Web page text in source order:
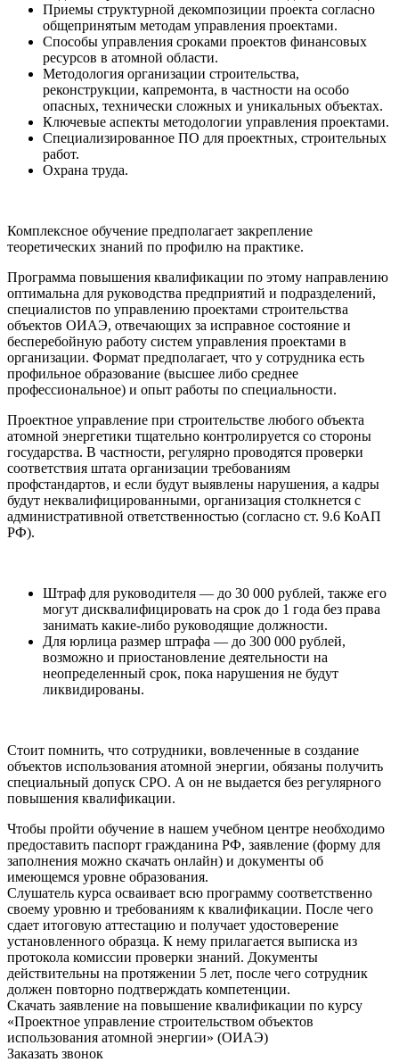
Приемы структурной декомпозиции проекта согласно
общепринятым методам управления проектами.
Способы управления сроками проектов финансовых
ресурсов в атомной области.
Методология организации строительства,
реконструкции, капремонта, в частности на особо
опасных, технически сложных и уникальных объектах.
Ключевые аспекты методологии управления проектами.
Специализированное ПО для проектных, строительных
работ.
Охрана труда.
Комплексное обучение предполагает закрепление
теоретических знаний по профилю на практике.
Программа повышения квалификации по этому направлению
оптимальна для руководства предприятий и подразделений,
специалистов по управлению проектами строительства
объектов ОИАЭ, отвечающих за исправное состояние и
бесперебойную работу систем управления проектами в
организации. Формат предполагает, что у сотрудника есть
профильное образование (высшее либо среднее
профессиональное) и опыт работы по специальности.
Проектное управление при строительстве любого объекта
атомной энергетики тщательно контролируется со стороны
государства. В частности, регулярно проводятся проверки
соответствия штата организации требованиям
профстандартов, и если будут выявлены нарушения, а кадры
будут неквалифицированными, организация столкнется с
административной ответственностью (согласно ст. 9.6 КоАП
РФ).
Штраф для руководителя — до 30 000 рублей, также его
могут дисквалифицировать на срок до 1 года без права
занимать какие-либо руководящие должности.
Для юрлица размер штрафа — до 300 000 рублей,
возможно и приостановление деятельности на
неопределенный срок, пока нарушения не будут
ликвидированы.
Стоит помнить, что сотрудники, вовлеченные в создание
объектов использования атомной энергии, обязаны получить
специальный допуск СРО. А он не выдается без регулярного
повышения квалификации.
Чтобы пройти обучение в нашем учебном центре необходимо
предоставить паспорт гражданина РФ, заявление (форму для
заполнения можно скачать онлайн) и документы об
имеющемся уровне образования.
Слушатель курса осваивает всю программу соответственно
своему уровню и требованиям к квалификации. После чего
сдает итоговую аттестацию и получает удостоверение
установленного образца. К нему прилагается выписка из
протокола комиссии проверки знаний. Документы
действительны на протяжении 5 лет, после чего сотрудник
должен повторно подтверждать компетенции.
Скачать заявление на повышение квалификации по курсу
«Проектное управление строительством объектов
использования атомной энергии» (ОИАЭ)
Заказать звонок